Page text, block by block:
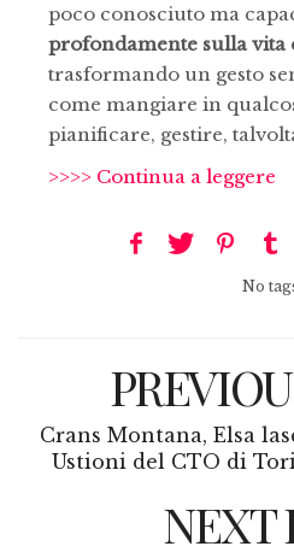
poco conosciuto ma
profondamente sulla vita
trasformando un gesto
come mangiare in
pianificare, gestire,
>>>> Continua a leggere
No
Crans Montana, Elsa
Ustioni del CTO di
NEXT